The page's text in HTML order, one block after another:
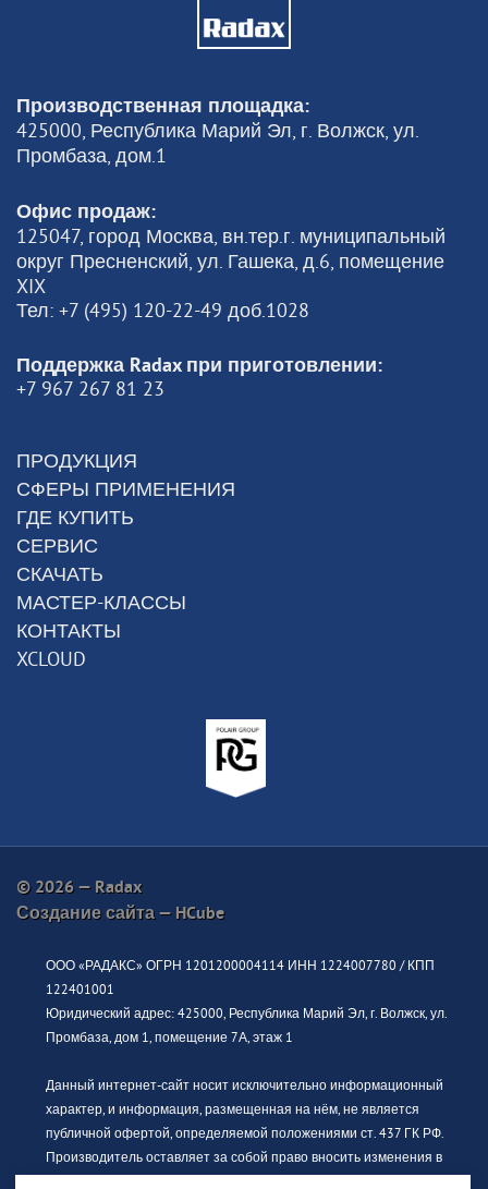
Производственная площадка:
425000, Республика Марий Эл, г. Волжск, ул.
Промбаза, дом.1
Офис продаж:
125047, город Москва, вн.тер.г. муниципальный
округ Пресненский, ул. Гашека, д.6, помещение
XIX
Тел: +7 (495) 120-22-49 доб.1028
Поддержка Radax при приготовлении:
+7 967 267 81 23
ПРОДУКЦИЯ
СФЕРЫ ПРИМЕНЕНИЯ
ГДЕ КУПИТЬ
СЕРВИС
СКАЧАТЬ
МАСТЕР-КЛАССЫ
КОНТАКТЫ
XCLOUD
© 2026 — Radax
Создание сайта —HCube
ООО «РАДАКС» ОГРН 1201200004114 ИНН 1224007780 / КПП
122401001
Юридический адрес: 425000, Республика Марий Эл, г. Волжск, ул.
Промбаза, дом 1, помещение 7А, этаж 1
Данный интернет-сайт носит исключительно информационный
характер, и информация, размещенная на нём, не является
публичной офертой, определяемой положениями ст. 437 ГК РФ.
Производитель оставляет за собой право вносить изменения в